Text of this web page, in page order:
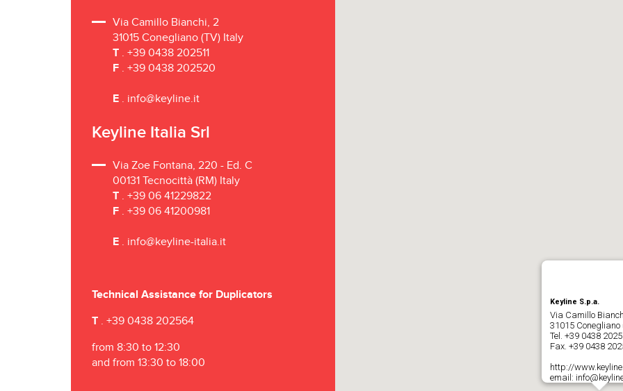
Via Camillo Bianchi, 2
31015 Conegliano (TV) Italy
T . +39 0438 202511
F . +39 0438 202520
E . info@keyline.it
Keyline Italia Srl
Via Zoe Fontana, 220 - Ed. C
00131 Tecnocittà (RM) Italy
T . +39 06 41229822
F . +39 06 41200981
E . info@keyline-italia.it
Technical Assistance for Duplicators
T . +39 0438 202564
from 8:30 to 12:30
and from 13:30 to 18:00
Keyline S.p.a.
Via Camillo
31015 Conegliano
Tel. +39 0438
Fax. +39 0438
http://
email: